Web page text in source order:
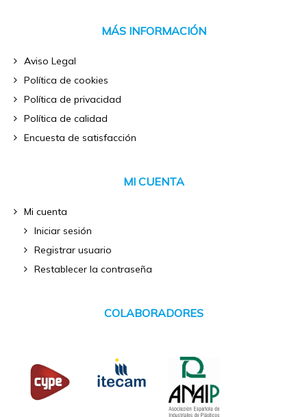
MÁS INFORMACIÓN
Aviso Legal
Política de cookies
Política de privacidad
Política de calidad
Encuesta de satisfacción
MI CUENTA
Mi cuenta
Iniciar sesión
Registrar usuario
Restablecer la contraseña
COLABORADORES